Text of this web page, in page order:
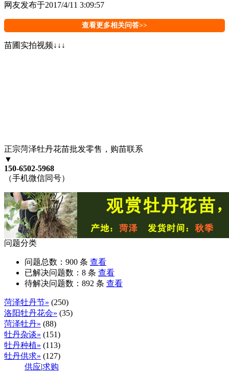
网友发布于2017/4/11 3:09:57
查看更多相关问答>>
苗圃实拍视频↓↓↓
正宗菏泽牡丹花苗批发零售，购苗联系
▼
150-6502-5968
（手机微信同号）
问题分类
问题总数： 900 条 查看
已解决问题数： 8 条 查看
待解决问题数： 892 条 查看
菏泽牡丹节» (250)
洛阳牡丹花会» (35)
菏泽牡丹» (88)
牡丹杂谈» (151)
牡丹种植» (113)
牡丹供求» (127)
供应|求购